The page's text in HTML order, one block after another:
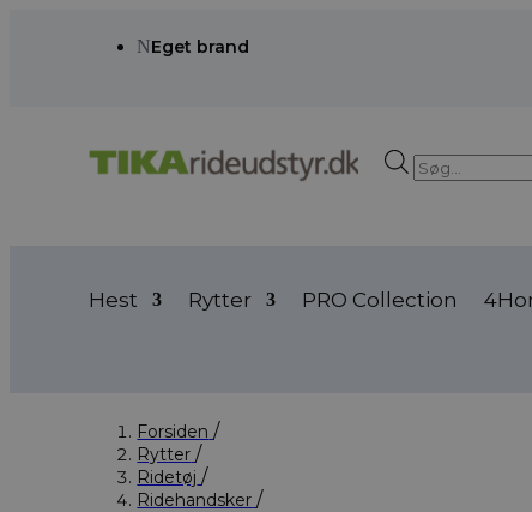
NEget brand
Products
search
Hest Rytter PRO Collection
Forsiden
Rytter
Ridetøj
Ridehandsker